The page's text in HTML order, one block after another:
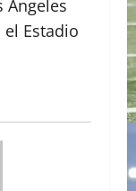
Angeles
Estadio